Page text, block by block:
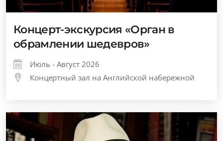
Концерт-экскурсия «Орган в
обрамлении шедевров»
Июль - Август 2026
Концертный зал на Английской набережной